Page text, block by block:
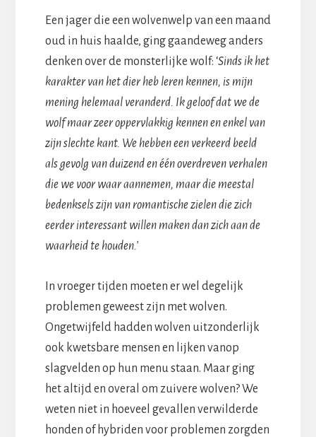
Een jager die een wolvenwelp van een maand
oud in huis haalde, ging gaandeweg anders
denken over de monsterlijke wolf: ‘Sinds ik het
karakter van het dier heb leren kennen, is mijn
mening helemaal veranderd. Ik geloof dat we de
wolf maar zeer oppervlakkig kennen en enkel van
zijn slechte kant. We hebben een verkeerd beeld
als gevolg van duizend en één overdreven verhalen
die we voor waar aannemen, maar die meestal
bedenksels zijn van romantische zielen die zich
eerder interessant willen maken dan zich aan de
waarheid te houden.’
In vroeger tijden moeten er wel degelijk
problemen geweest zijn met wolven.
Ongetwijfeld hadden wolven uitzonderlijk
ook kwetsbare mensen en lijken vanop
slagvelden op hun menu staan. Maar ging
het altijd en overal om zuivere wolven? We
weten niet in hoeveel gevallen verwilderde
honden of hybriden voor problemen zorgden